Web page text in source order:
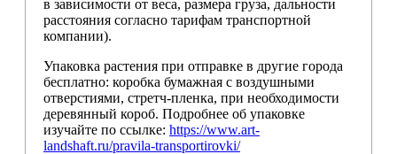
в зависимости от веса, размера груза, дальности
расстояния согласно тарифам транспортной
компании).
Упаковка растения при отправке в другие города
бесплатно: коробка бумажная с воздушными
отверстиями, стретч-пленка, при необходимости
деревянный короб. Подробнее об упаковке
изучайте по ссылке: https://www.art-
landshaft.ru/pravila-transportirovki/